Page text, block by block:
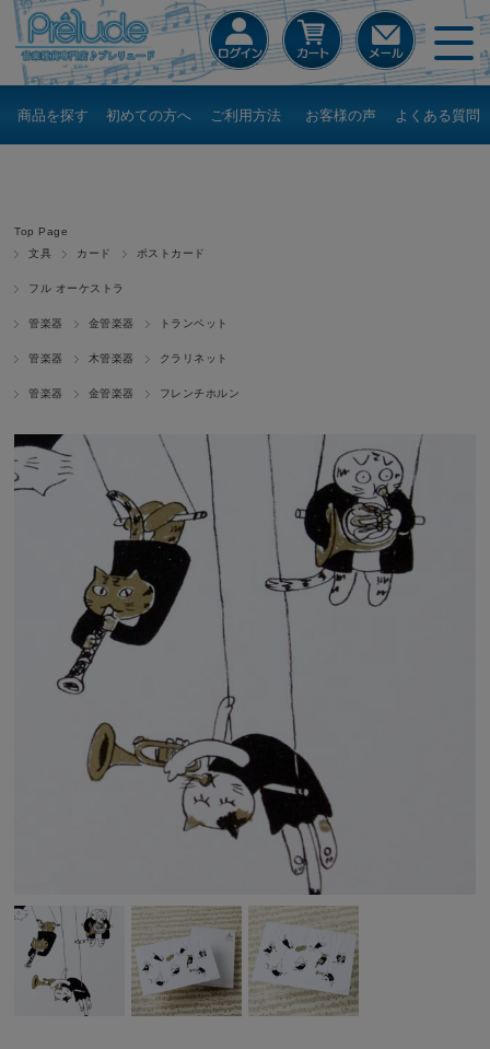
商品を探す 初めての方へ ご利用方法 お客様の声 よくある質問
Top Page
文具
カード ポストカード
フル オーケストラ
管楽器 金管楽器 トランペット
管楽器 木管楽器 クラリネット
管楽器 金管楽器 フレンチホルン